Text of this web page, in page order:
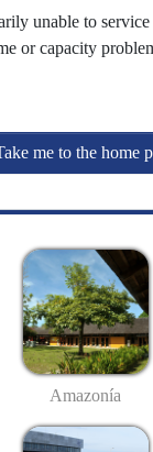
unable to
or capacity
me to the home
Amazonía